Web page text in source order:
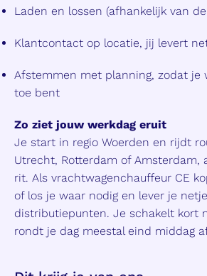
Laden en lossen (afhankelijk van
Klantcontact op locatie, jij levert
Afstemmen met planning, zodat je
toe bent
Zo ziet jouw werkdag eruit
Je start in regio Woerden en rijdt
Utrecht, Rotterdam of Amsterdam,
rit. Als vrachtwagenchauffeur CE
of los je waar nodig en lever je
distributiepunten. Je schakelt kort
rondt je dag meestal eind middag